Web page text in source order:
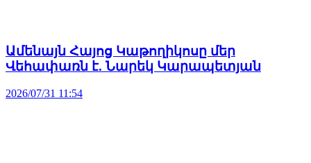
Ամենայն Հայոց Կաթողիկոսը մեր
Վեհափառն է. Նարեկ Կարապետյան
2026/07/31 11:54